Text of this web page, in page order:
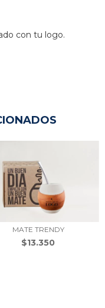
con tu logo.
MATE TRENDY
$13.350